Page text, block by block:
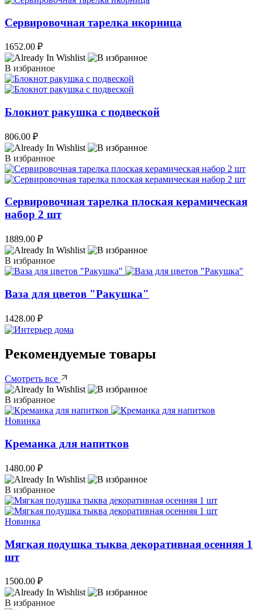
Сервировочная тарелка икорница
1652.00 ₽
В избранное
Блокнот ракушка с подвеской
806.00 ₽
В избранное
Сервировочная тарелка плоская керамическая
набор 2 шт
1889.00 ₽
В избранное
Ваза для цветов "Ракушка"
1428.00 ₽
Рекомендуемые товары
Смотреть все
В избранное
Новинка
Креманка для напитков
1480.00 ₽
В избранное
Новинка
Мягкая подушка тыква декоративная осенняя 1
шт
1500.00 ₽
В избранное